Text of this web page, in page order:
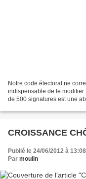
Notre code électoral ne
indispensable de le
de 500 signatures est une
CROISSANCE
Publié le 24/06/2012 à 13:08
Par moulin